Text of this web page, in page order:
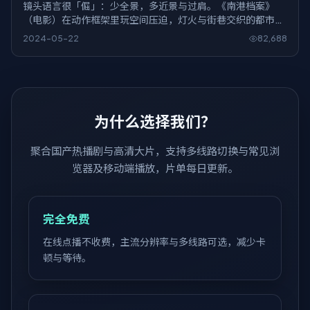
镜头语言很「倔」：少全景，多近景与过肩。《南港档案》
（电影）在动作框架里玩空间压迫，灯火与街巷交织的都市既
是背景，也像另一个会呼吸的角色。
2024-05-22 82,688
为什么选择我们？
聚合国产热播剧与高清大片，支持多线路切换与常见浏
览器及移动端播放，片单每日更新。
完全免费
在线点播不收费，主流分辨率与多线路可选，减少卡
顿与等待。